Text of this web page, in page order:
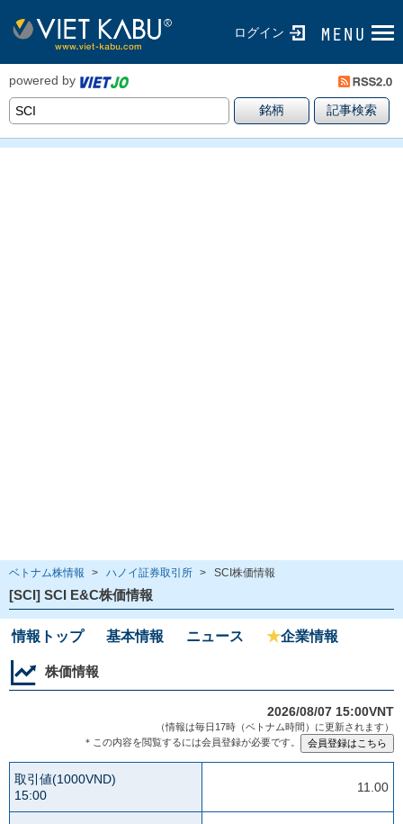
ログイン
powered by
ベトナム株情報 > ハノイ証券取引所 > SCI株価情報
[SCI] SCI E&C株価情報
情報トップ 基本情報 ニュース ★企業情報
株価情報
2026/08/07 15:00VNT
（情報は毎日17時（ベトナム時間）に更新されます）
＊この内容を閲覧するには会員登録が必要です。
取引値(1000VND)
15:00
11.00